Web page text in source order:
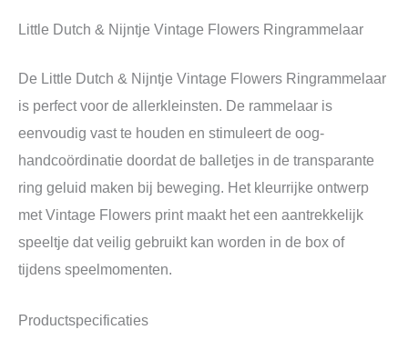
Little Dutch & Nijntje Vintage Flowers Ringrammelaar
De Little Dutch & Nijntje Vintage Flowers Ringrammelaar
is perfect voor de allerkleinsten. De rammelaar is
eenvoudig vast te houden en stimuleert de oog-
handcoördinatie doordat de balletjes in de transparante
ring geluid maken bij beweging. Het kleurrijke ontwerp
met Vintage Flowers print maakt het een aantrekkelijk
speeltje dat veilig gebruikt kan worden in de box of
tijdens speelmomenten.
Productspecificaties